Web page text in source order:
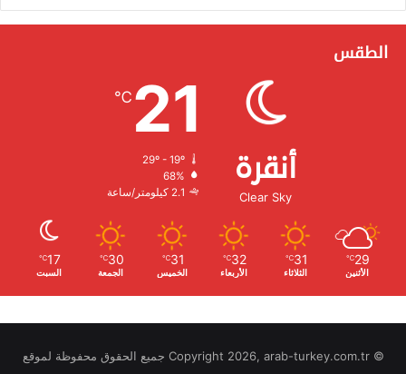
الطقس
أنقرة
Clear Sky
21
℃
29º - 19º
الرطوبة:
الرياح:
29
℃
الأثنين
31
℃
الثلاثاء
32
℃
الأربعاء
31
℃
الخميس
30
℃
الجمعة
17
℃
السبت
© Copyright 2026, arab-turkey.com.tr جميع الحقوق محفوظة لموقع